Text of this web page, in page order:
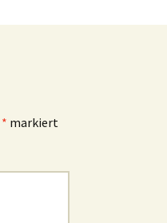
* markiert